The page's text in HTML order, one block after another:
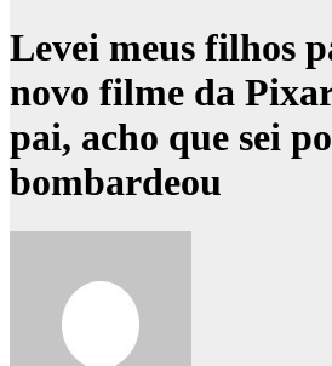
Levei meus filhos
novo filme da
pai, acho que sei
bombardeou